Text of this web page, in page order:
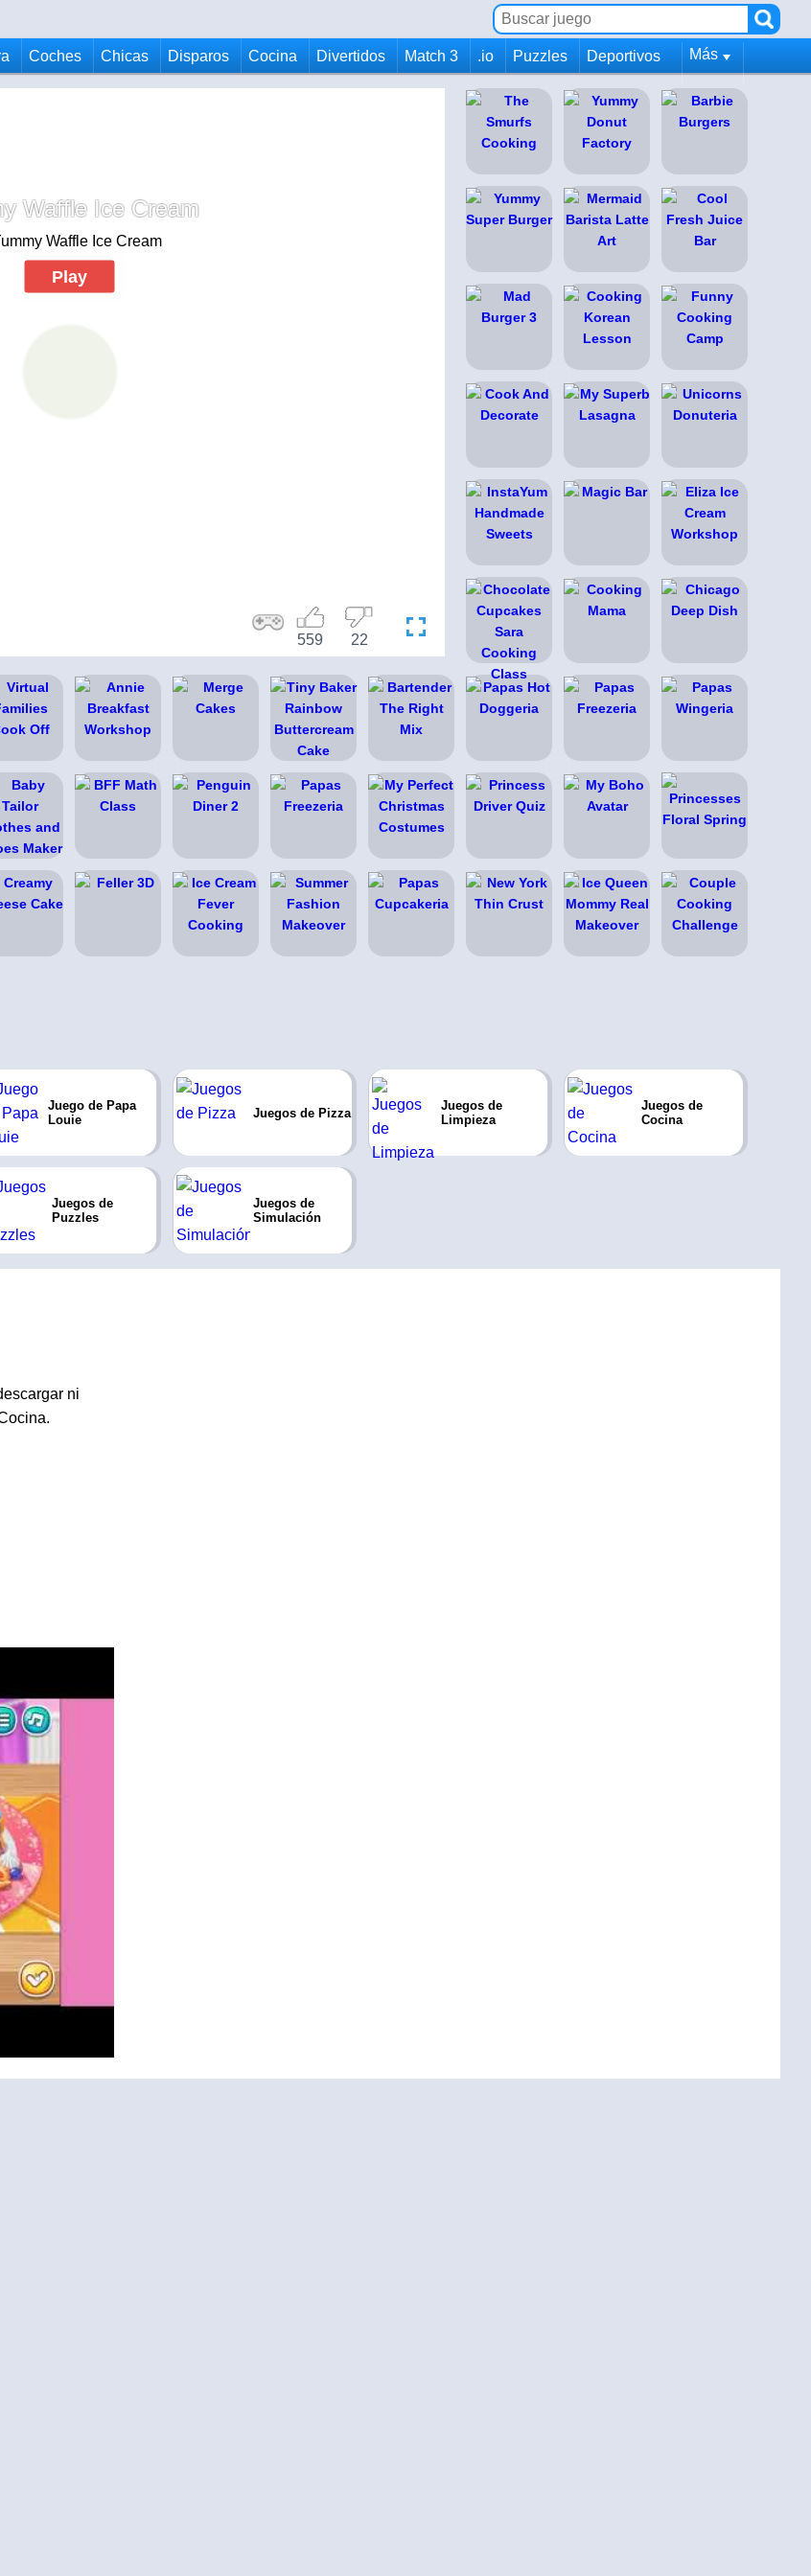
Coches Chicas Disparos Cocina Divertidos Match 3 .io Puzzles Deportivos Más
Waffle Ice Cream
Play
22
559
Juego de Papa
Louie
Juegos de Pizza
Juegos de
Limpieza
Juegos de
Cocina
Juegos de
Puzzles
Juegos de
Simulación
ni